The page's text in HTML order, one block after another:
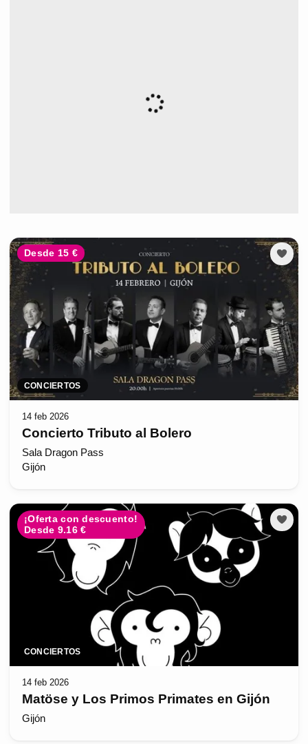
Desde 15 €
CONCIERTOS
14 feb 2026
Concierto Tributo al Bolero
Sala Dragon Pass
Gijón
¡Oferta con descuento!
Desde 9.16 €
CONCIERTOS
14 feb 2026
Matöse y Los Primos Primates en Gijón
Gijón